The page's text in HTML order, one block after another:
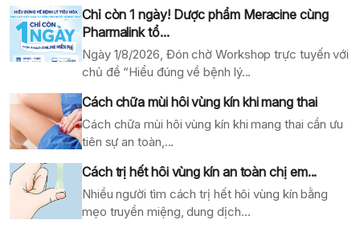
Chỉ còn 1 ngày! Dược phẩm Meracine cùng
Pharmalink tổ...
Ngày 1/8/2026, Đón chờ Workshop trực tuyến với
chủ đề “Hiểu đúng về bệnh lý...
Cách chữa mùi hôi vùng kín khi mang thai
Cách chữa mùi hôi vùng kín khi mang thai cần ưu
tiên sự an toàn,...
Cách trị hết hôi vùng kín an toàn chị em...
Nhiều người tìm cách trị hết hôi vùng kín bằng
mẹo truyền miệng, dung dịch...